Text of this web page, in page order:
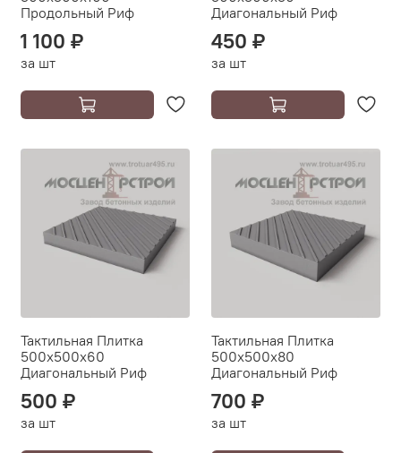
Продольный Риф
1 100 ₽
за шт
Диагональный Риф
450 ₽
за шт
Тактильная Плитка
500х500х60
Диагональный Риф
500 ₽
за шт
Тактильная Плитка
500х500х80
Диагональный Риф
700 ₽
за шт